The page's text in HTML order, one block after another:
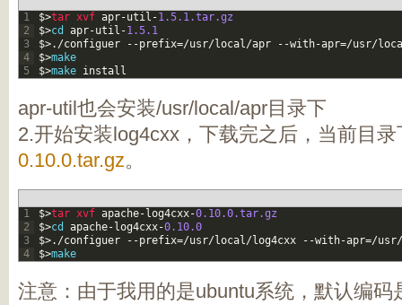
1
2
3
4
5
$>tar xvf apr-util -1.5.1.tar.gz
$>cd apr-util -1.5.1
$>. /configuer --prefix=/usr/local/apr --with-apr=/usr/
$>make
$>make install
apr-util也会安装/usr/local/apr目录下
2.开始安装log4cxx，下载完之后，当前目录
0.10.0.tar.gz。
1
2
3
4
$>tar xvf apache- log4cxx-0.10.0.tar.gz
$>cd apache- log4cxx-0.10.0
$>. /configuer --prefix=/usr/local/log4cxx --with-apr=/usr/
$>make
注意：由于我用的是ubuntu系统，默认编码